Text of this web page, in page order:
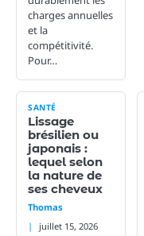
charges annuelles
et la
compétitivité.
Pour…
SANTÉ
Lissage
brésilien ou
japonais :
lequel selon
la nature de
ses cheveux
Thomas
juillet 15, 2026